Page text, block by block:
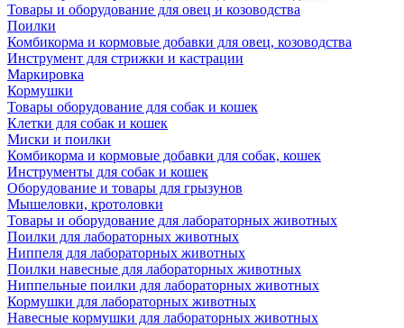
Товары и оборудование для овец и козоводства
Поилки
Комбикорма и кормовые добавки для овец, козоводства
Инструмент для стрижки и кастрации
Маркировка
Кормушки
Товары оборудование для собак и кошек
Клетки для собак и кошек
Миски и поилки
Комбикорма и кормовые добавки для собак, кошек
Инструменты для собак и кошек
Оборудование и товары для грызунов
Мышеловки, кротоловки
Товары и оборудование для лабораторных животных
Поилки для лабораторных животных
Ниппеля для лабораторных животных
Поилки навесные для лабораторных животных
Ниппельные поилки для лабораторных животных
Кормушки для лабораторных животных
Навесные кормушки для лабораторных животных